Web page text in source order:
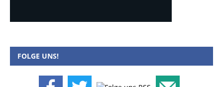
FOLGE UNS!